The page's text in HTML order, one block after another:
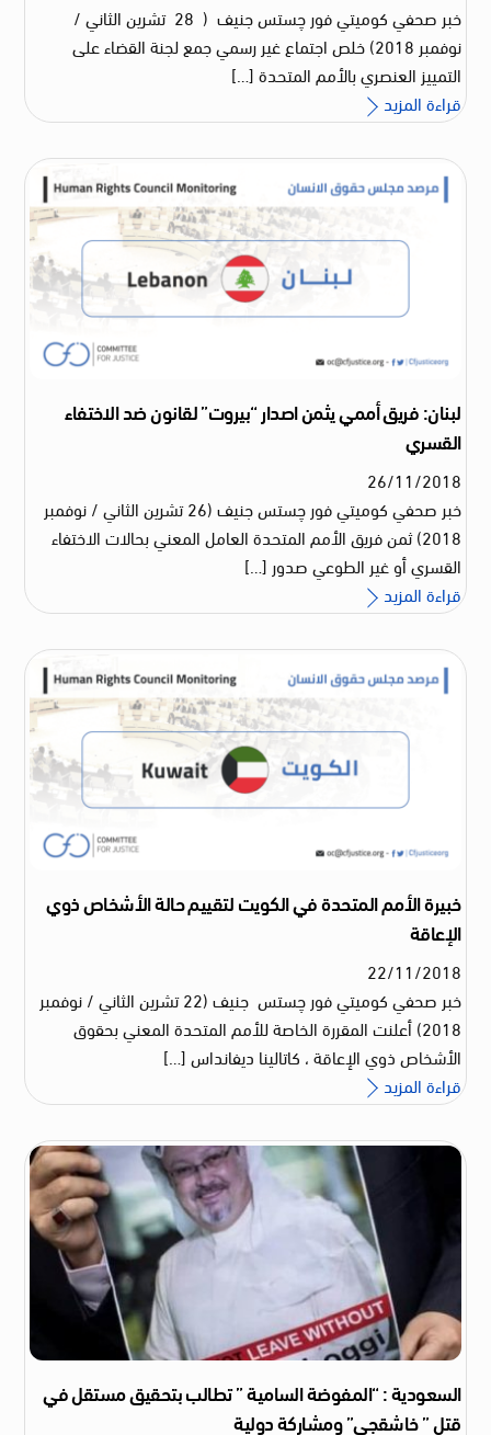
خبر صحفي كوميتي فور چستس جنيف ( 28 تشرين الثاني /
نوفمبر 2018) خلص اجتماع غير رسمي جمع لجنة القضاء على
التمييز العنصري بالأمم المتحدة […]
قراءة المزيد
لبنان: فريق أممي يثمن اصدار “بيروت” لقانون ضد الاختفاء
القسري
26/11/2018
خبر صحفي كوميتي فور چستس جنيف (26 تشرين الثاني / نوفمبر
2018) ثمن فريق الأمم المتحدة العامل المعني بحالات الاختفاء
القسري أو غير الطوعي صدور […]
قراءة المزيد
خبيرة الأمم المتحدة في الكويت لتقييم حالة الأشخاص ذوي
الإعاقة
22/11/2018
خبر صحفي كوميتي فور چستس جنيف (22 تشرين الثاني / نوفمبر
2018) أعلنت المقررة الخاصة للأمم المتحدة المعني بحقوق
الأشخاص ذوي الإعاقة ، كاتالينا ديفانداس […]
قراءة المزيد
السعودية : “المفوضة السامية ” تطالب بتحقيق مستقل في
قتل ” خاشقجي” ومشاركة دولية